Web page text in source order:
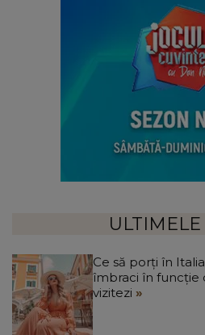
ULTIMELE
Ce să porți în
îmbraci în funcție
vizitezi